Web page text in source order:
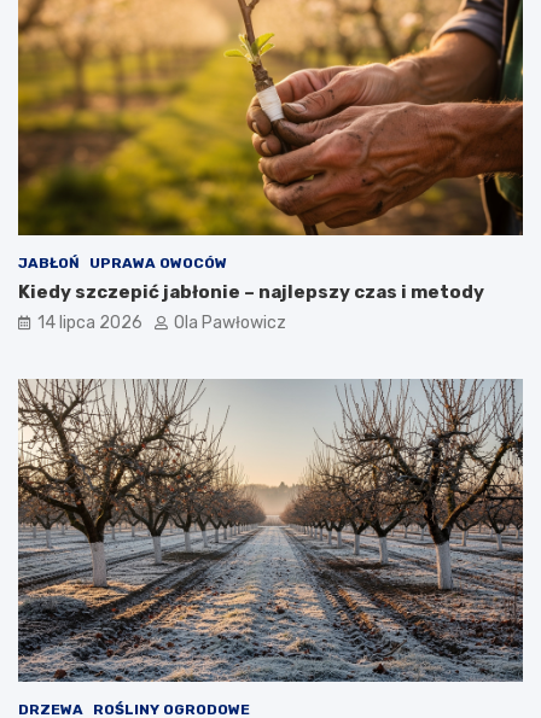
JABŁOŃ UPRAWA OWOCÓW
Kiedy szczepić jabłonie – najlepszy czas i metody
14 lipca 2026 Ola Pawłowicz
DRZEWA ROŚLINY OGRODOWE